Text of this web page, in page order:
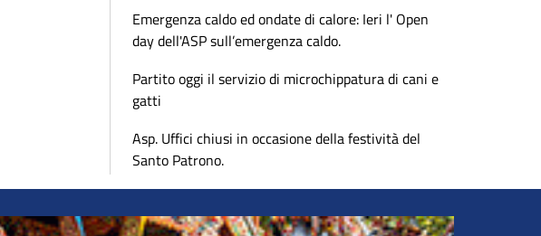
Emergenza caldo ed ondate di calore: Ieri l' Open
day dell'ASP sull’emergenza caldo.
Partito oggi il servizio di microchippatura di cani e
gatti
Asp. Uffici chiusi in occasione della festività del
Santo Patrono.